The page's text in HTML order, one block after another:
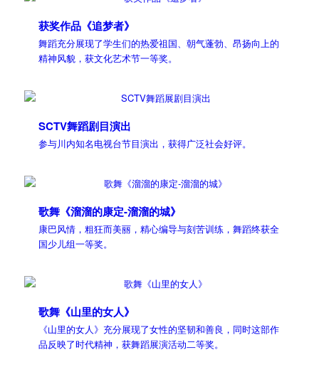
获奖作品《追梦者》
舞蹈充分展现了学生们的热爱祖国、朝气蓬勃、昂扬向上的
精神风貌，获文化艺术节一等奖。
SCTV舞蹈剧目演出
参与川内知名电视台节目演出，获得广泛社会好评。
歌舞《溜溜的康定-溜溜的城》
康巴风情，粗狂而美丽，精心编导与刻苦训练，舞蹈终获全
国少儿组一等奖。
歌舞《山里的女人》
《山里的女人》充分展现了女性的坚韧和善良，同时这部作
品反映了时代精神，获舞蹈展演活动二等奖。